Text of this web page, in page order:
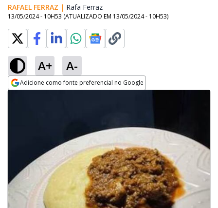
RAFAEL FERRAZ | Rafa Ferraz
13/05/2024 - 10H53 (ATUALIZADO EM 13/05/2024 - 10H53)
A+ A-
Adicione como fonte preferencial no Google